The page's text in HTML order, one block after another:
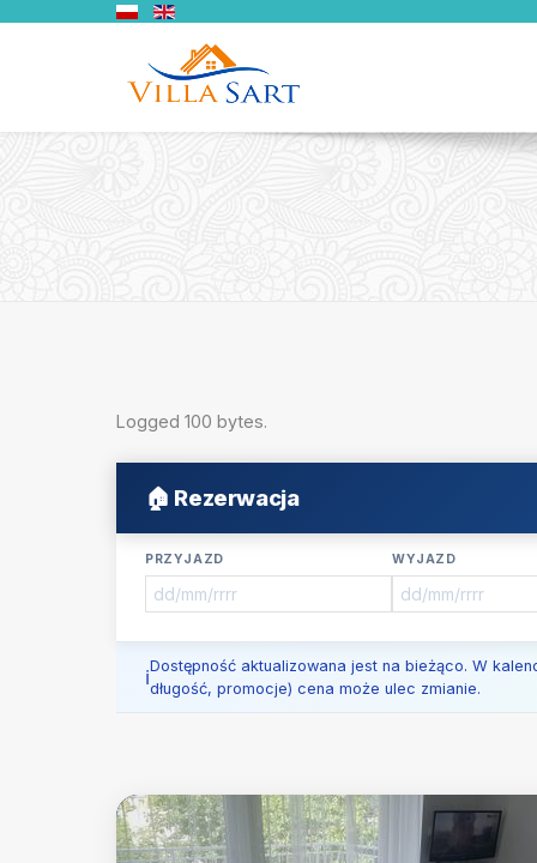
Logged 100 bytes.
🏠 Rezerwacja
PRZYJAZD WYJAZD
Dostępność aktualizowana jest na bieżąco. W
długość, promocje) cena może ulec zmianie.